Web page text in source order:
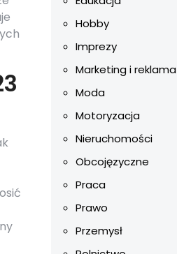
Hobby
Imprezy
Marketing i reklama
Moda
Motoryzacja
Nieruchomości
Obcojęzyczne
Praca
Prawo
Przemysł